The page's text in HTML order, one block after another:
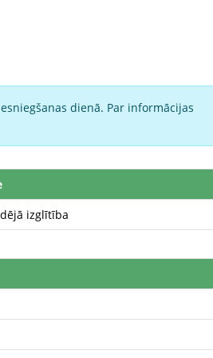
dienā. Par informācijas
izglītība